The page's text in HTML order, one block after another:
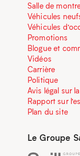
Salle de
Véhicules
Véhicules
Promotions
Blogue et
Vidéos
Carrière
Politique
Avis légal sur
Rapport sur
Plan du site
Le Groupe